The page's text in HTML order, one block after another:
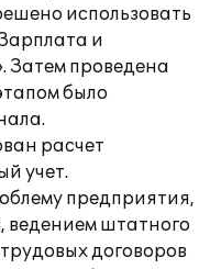
использовать
и
Затем проведена
было
расчет
учет.
предприятия,
ведением штатного
договоров